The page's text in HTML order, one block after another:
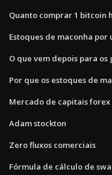
Quanto comprar 1 bitcoin
Estoques de maconha por
O que vem depois para
Por que os estoques de
Mercado de capitais
Adam stockton
Zero fluxos comerciais
Fórmula de cálculo de